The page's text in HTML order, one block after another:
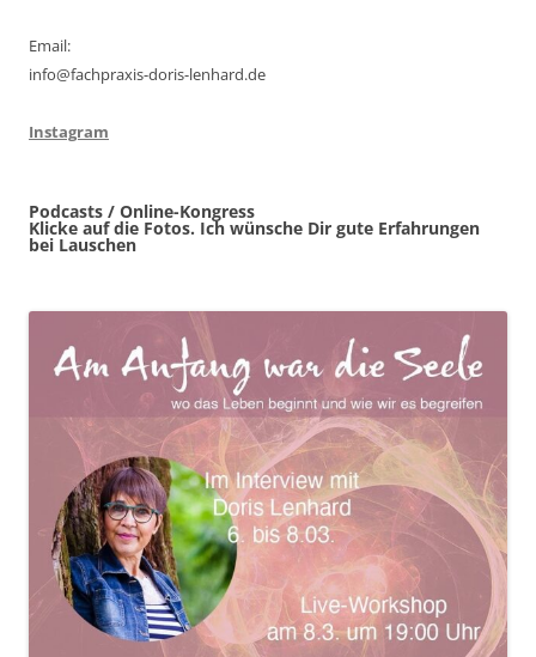
Email:
info@fachpraxis-doris-lenhard.de
Instagram
Podcasts / Online-Kongress
Klicke auf die Fotos. Ich wünsche Dir gute Erfahrungen
bei Lauschen